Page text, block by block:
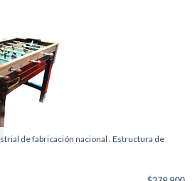
de fabricación nacional . Estructura de